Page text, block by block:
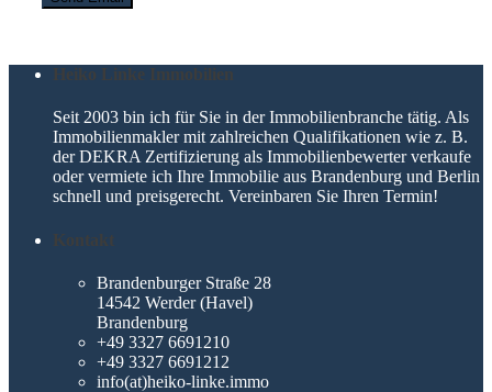
Heiko Linke Immobilien
Seit 2003 bin ich für Sie in der Immobilienbranche tätig. Als
Immobilienmakler mit zahlreichen Qualifikationen wie z. B.
der DEKRA Zertifizierung als Immobilienbewerter verkaufe
oder vermiete ich Ihre Immobilie aus Brandenburg und Berlin
schnell und preisgerecht. Vereinbaren Sie Ihren Termin!
Kontakt
Brandenburger Straße 28
14542 Werder (Havel)
Brandenburg
+49 3327 6691210
+49 3327 6691212
info(at)heiko-linke.immo